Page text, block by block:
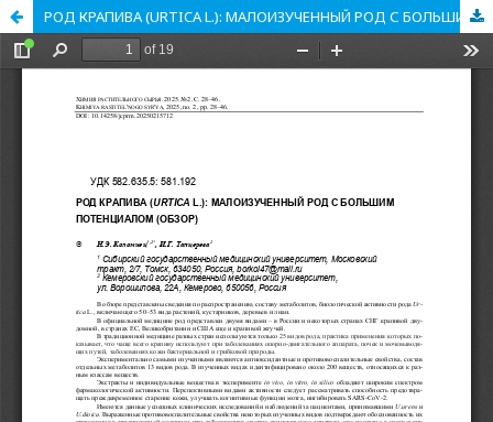
РОД КРАПИВА (URTICA L.): МАЛОИЗУЧЕННЫЙ РОД С БОЛЬШИМ ПОТЕНЦИАЛОМ (ОБЗОР)